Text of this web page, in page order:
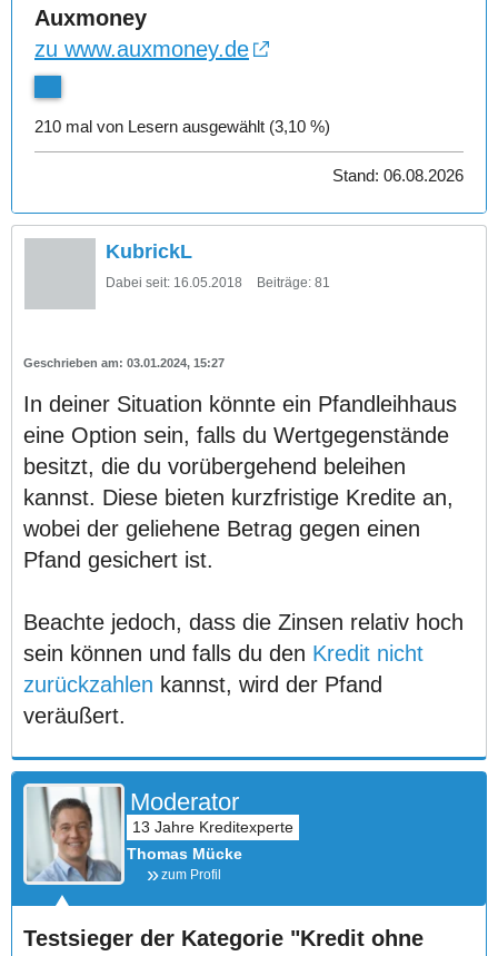
Auxmoney
zu www.auxmoney.de
210 mal von Lesern ausgewählt (3,10 %)
Stand: 06.08.2026
KubrickL
Dabei seit: 16.05.2018 Beiträge: 81
03.01.2024, 15:27
In deiner Situation könnte ein Pfandleihhaus
eine Option sein, falls du Wertgegenstände
besitzt, die du vorübergehend beleihen
kannst. Diese bieten kurzfristige Kredite an,
wobei der geliehene Betrag gegen einen
Pfand gesichert ist.
Beachte jedoch, dass die Zinsen relativ hoch
sein können und falls du den Kredit nicht
zurückzahlen kannst, wird der Pfand
veräußert.
Moderator
Thomas Mücke
zum Profil
Testsieger der Kategorie "Kredit ohne